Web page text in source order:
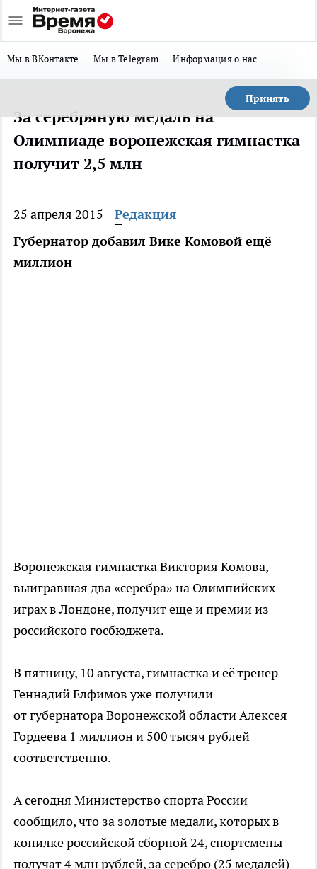
Мы в ВКонтакте Мы в Telegram Информация о нас
Принять
За серебряную медаль на
Олимпиаде воронежская гимнастка
получит 2,5 млн
25 апреля 2015
Редакция
Губернатор добавил Вике Комовой ещё
миллион
Воронежская гимнастка Виктория Комова,
выигравшая два «серебра» на Олимпийских
играх в Лондоне, получит еще и премии из
российского госбюджета.
В пятницу, 10 августа, гимнастка и её тренер
Геннадий Елфимов уже получили
от губернатора Воронежской области Алексея
Гордеева 1 миллион и 500 тысяч рублей
соответственно.
А сегодня Министерство спорта России
сообщило, что за золотые медали, которых в
копилке российской сборной 24, спортсмены
получат 4 млн рублей, за серебро (25 медалей) -